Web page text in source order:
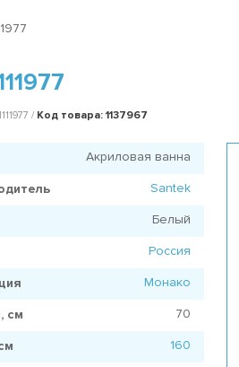
/ Код товара: 1137967
Акриловая ванна
Santek
Белый
Россия
Монако
см 70
160